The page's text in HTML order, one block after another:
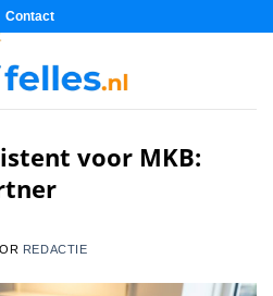
Contact
voor MKB:
REDACTIE